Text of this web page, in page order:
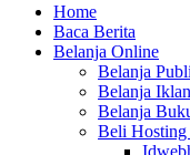
Home
Baca Berita
Belanja Online
Belanja
Belanja Iklan
Belanja
Beli Hosting